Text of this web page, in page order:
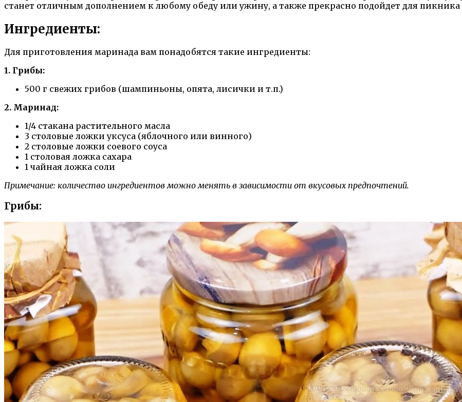
станет отличным дополнением к любому обеду или ужину, а также прекрасно подойдет для
Ингредиенты:
Для приготовления маринада вам понадобятся такие ингредиенты:
1. Грибы:
500 г свежих грибов (шампиньоны, опята, лисички и т.п.)
2. Маринад:
1/4 стакана растительного масла
3 столовые ложки уксуса (яблочного или винного)
2 столовые ложки соевого соуса
1 столовая ложка сахара
1 чайная ложка соли
Примечание: количество ингредиентов можно менять в зависимости от вкусовых предпочтений.
Грибы: